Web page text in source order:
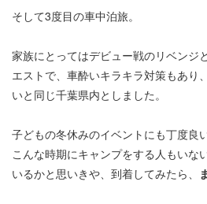
そして3度目の車中泊旅。
家族にとってはデビュー戦のリベンジ
エストで、車酔いキラキラ対策もあり
いと同じ千葉県内としました。
子どもの冬休みのイベントにも丁度良
こんな時期にキャンプをする人もいな
いるかと思いきや、到着してみたら、